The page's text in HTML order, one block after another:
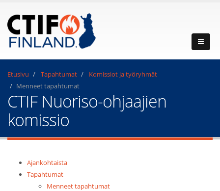
Etusivu Tapahtumat
Komissiot ja työryhmät
Menneet tapahtumat
CTIF Nuoriso-ohjaajien
komissio
Ajankohtaista
Tapahtumat
Menneet tapahtumat